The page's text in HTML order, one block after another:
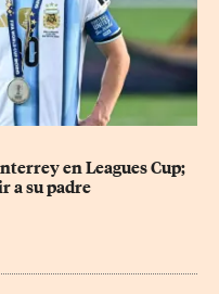
en Leagues Cup;
a su padre